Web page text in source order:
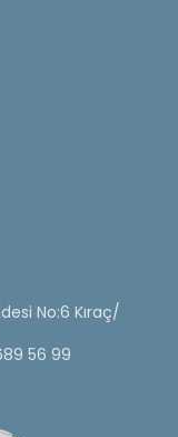
No:6 Kıraç/
56 99